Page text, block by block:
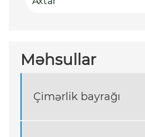
Məhsullar
Çimərlik bayrağı